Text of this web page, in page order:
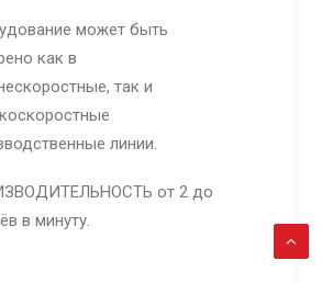
может быть
как в
так и
линии.
от 2 до
в минуту.